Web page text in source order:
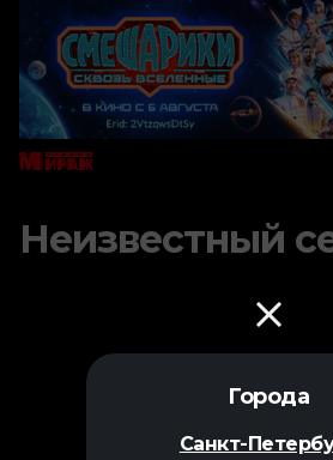
Города
Санкт-
Неизвестный